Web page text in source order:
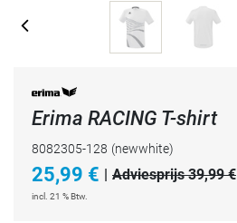
Erima RACING T-shirt
8082305-128 (newwhite)
25,99 € | Adviesprijs 39,99 €
incl. 21 % Btw.